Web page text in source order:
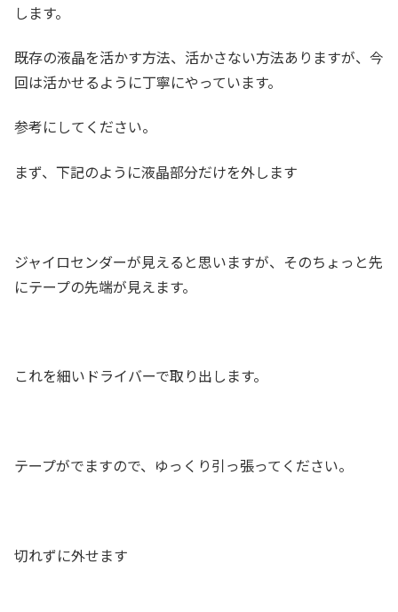
します。
既存の液晶を活かす方法、活かさない方法ありますが、今
回は活かせるように丁寧にやっています。
参考にしてください。
まず、下記のように液晶部分だけを外します
ジャイロセンダーが見えると思いますが、そのちょっと先
にテープの先端が見えます。
これを細いドライバーで取り出します。
テープがでますので、ゆっくり引っ張ってください。
切れずに外せます